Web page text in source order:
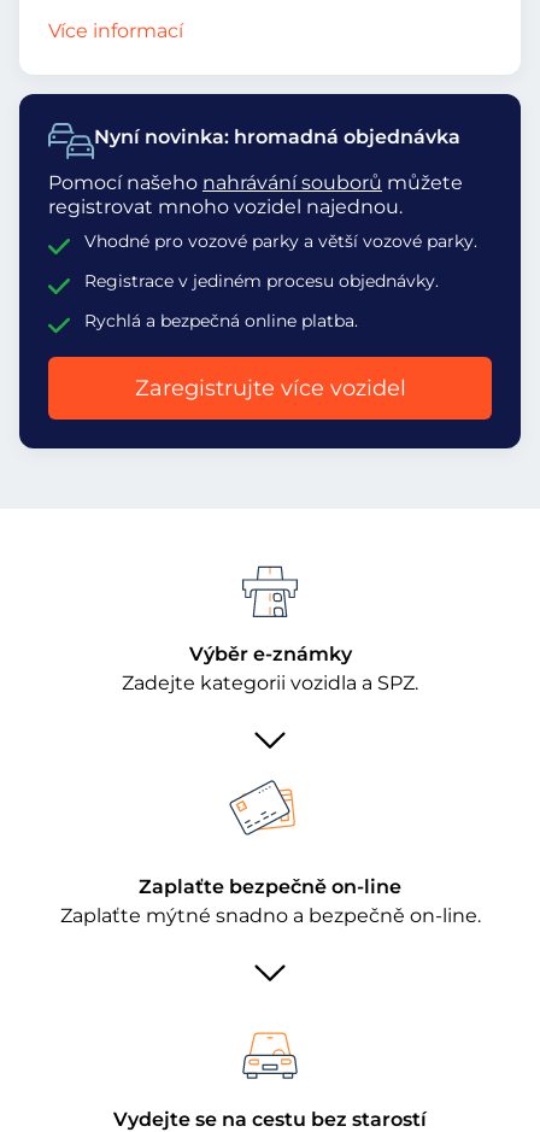
Nyní novinka: hromadná objednávka
Pomocí našeho nahrávání souborů můžete
registrovat mnoho vozidel najednou.
Vhodné pro vozové parky a větší vozové parky.
Registrace v jediném procesu objednávky.
Rychlá a bezpečná online platba.
Zaregistrujte více vozidel
Více informací
Výběr e-známky
Zadejte kategorii vozidla a SPZ.
Zaplaťte bezpečně on-line
Zaplaťte mýtné snadno a bezpečně on-line.
Vydejte se na cestu bez starostí